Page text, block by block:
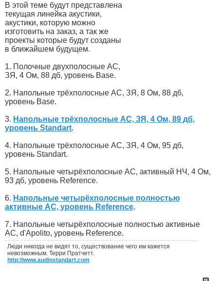
В этой теме будут представлена
текущая линейка акустики,
акустики, которую можно
изготовить на заказ, а так же
проекты которые будут созданы
в ближайшем будущем.
1. Полочные двухполосные АС,
ЗЯ, 4 Ом, 88 дб, уровень Base.
2. Напольные трёхполосные АС, ЗЯ, 8 Ом, 88 дб,
уровень Base.
3. Напольные трёхполосные АС, ЗЯ, 4 Ом, 89 дб,
уровень Standart.
4. Напольные трёхполосные АС, ЗЯ, 4 Ом, 95 дб,
уровень Standart.
5. Напольные четырёхполосные АС, активный НЧ, 4 Ом,
93 дб, уровень Reference.
6. Напольные четырёхполосные полностью
активные АС, уровень Reference.
7. Напольные четырёхполосные полностью активные
АС, d'Apolito, уровень Reference.
Люди никогда не видят то, существование чего им кажется
невозможным. Терри Пратчетт.
http://www.audiostandart.com